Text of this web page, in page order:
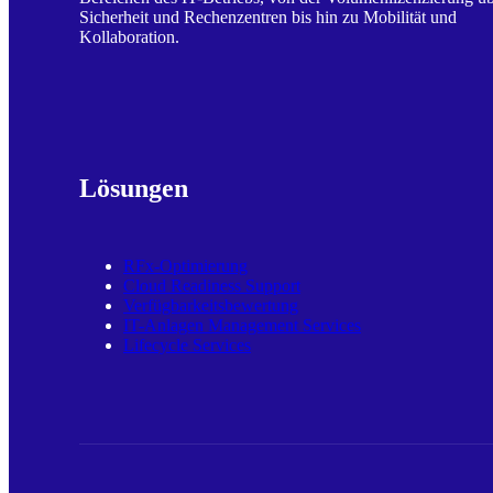
Sicherheit und Rechenzentren bis hin zu Mobilität und
Kollaboration.
Lösungen
RFx-Optimierung
Cloud Readiness Support
Verfügbarkeitsbewertung
IT-Anlagen Management Services
Lifecycle Services